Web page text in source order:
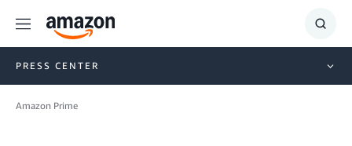
Menu
Show
PRESS CENTER
Amazon Prime